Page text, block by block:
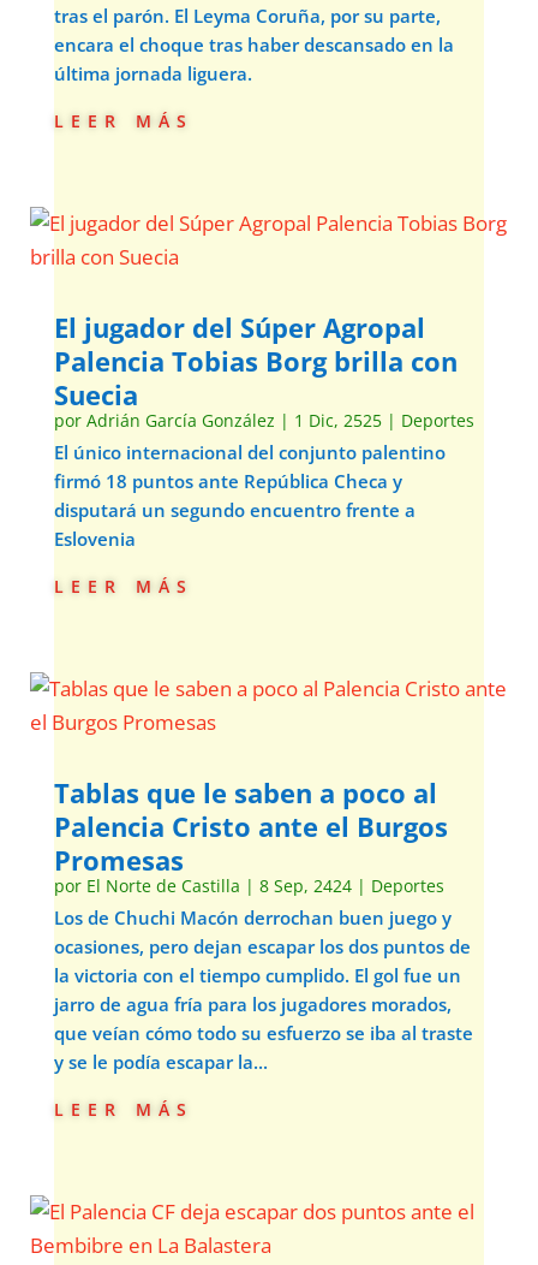
tras el parón. El Leyma Coruña, por su parte,
encara el choque tras haber descansado en la
última jornada liguera.
leer más
El jugador del Súper Agropal
Palencia Tobias Borg brilla con
Suecia
por Adrián García González | 1 Dic, 2525| Deportes
El único internacional del conjunto palentino
firmó 18 puntos ante República Checa y
disputará un segundo encuentro frente a
Eslovenia
leer más
Tablas que le saben a poco al
Palencia Cristo ante el Burgos
Promesas
por El Norte de Castilla | 8 Sep, 2424| Deportes
Los de Chuchi Macón derrochan buen juego y
ocasiones, pero dejan escapar los dos puntos de
la victoria con el tiempo cumplido. El gol fue un
jarro de agua fría para los jugadores morados,
que veían cómo todo su esfuerzo se iba al traste
y se le podía escapar la...
leer más